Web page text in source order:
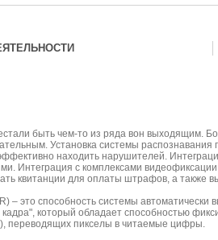
быть чем-то из ряда вон выходящим.
Установка системы
находить нарушителей.
Интеграция с комплексами
квитанции для оплаты штрафов, а
– это способность системы
кадра", который обладает способностью
переводящих пикселы в читаемые цифры.